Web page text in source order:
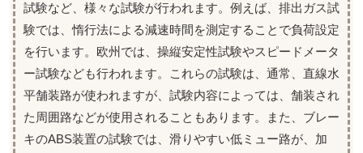
試験など、様々な試験が行われます。例えば、排出ガス試
験では、惰行法による減速時間を測定することで負荷設定
を行います。欧州では、操縦安定性試験やスピードメータ
ー試験なども行われます。これらの試験は、通常、直線水
平舗装路が使われますが、試験内容によっては、舗装され
た周囲路などが使用されることもあります。また、ブレー
キのABS装置の試験では、滑りやすい低ミュー路が、加